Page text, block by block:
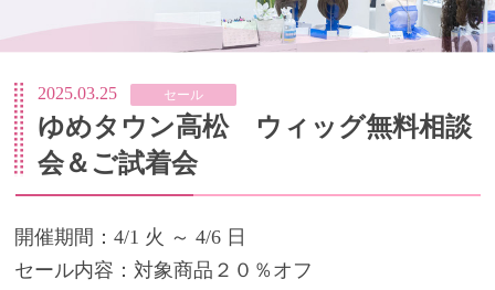
2025.03.25 セール
ゆめタウン高松 ウィッグ無料相談
会＆ご試着会
開催期間：4/1 火 ～ 4/6 日
セール内容：対象商品２０％オフ